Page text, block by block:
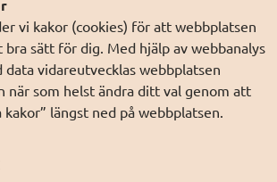
vi kakor (cookies) för att webbplatsen
bra sätt för dig. Med hjälp av webbanalys
data vidareutvecklas webbplatsen
när som helst ändra ditt val genom att
kakor” längst ned på webbplatsen.
nyheter
Elegitimation.se
Min myndighetspost
Sveriges dataportal
Sweden Connect